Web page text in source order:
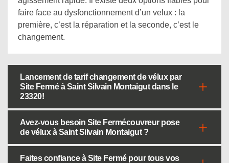
faire face au dysfonctionnement d’un velux : la
première, c’est la réparation et la seconde, c’est le
changement.
Lancement de tarif changement de vélux par
Site Fermé à Saint Silvain Montaigut dans le
23320!
Avez-vous besoin Site Fermécouvreur pose
de vélux à Saint Silvain Montaigut ?
Faites confiance à Site Fermé pour tous vos